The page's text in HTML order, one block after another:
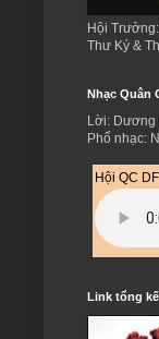
Hội
Thư Ký &
Nhạc Quân
Lời: Dương
Phổ nhạc:
Hội QC
Link tổng